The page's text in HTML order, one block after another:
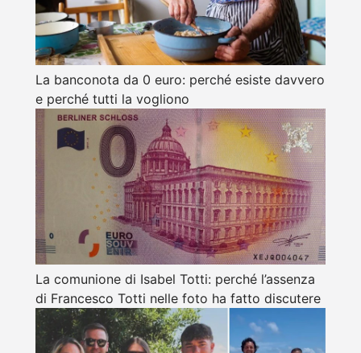
La banconota da 0 euro: perché esiste davvero
e perché tutti la vogliono
La comunione di Isabel Totti: perché l’assenza
di Francesco Totti nelle foto ha fatto discutere